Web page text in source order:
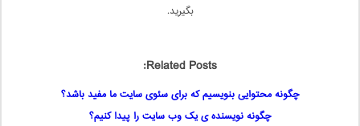
بگیرید.
Related Posts:
چگونه محتوایی بنویسیم که برای سئوی سایت ما مفید باشد؟
چگونه نویسنده ی یک وب سایت را پیدا کنیم؟